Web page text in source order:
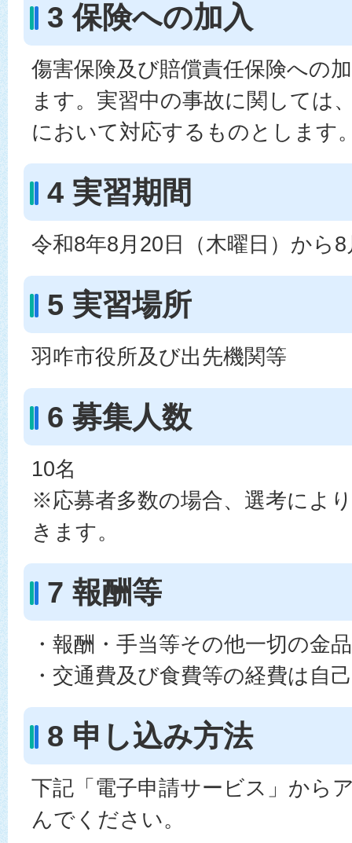
3 保険への加入
傷害保険及び賠償責任保険への
ます。実習中の事故に関しては
において対応するものとします
4 実習期間
令和8年8月20日（木曜日）から
5 実習場所
羽咋市役所及び出先機関等
6 募集人数
10名
※応募者多数の場合、選考によ
きます。
7 報酬等
・報酬・手当等その他一切の金
・交通費及び食費等の経費は自
8 申し込み方法
下記「電子申請サービス」から
んでください。